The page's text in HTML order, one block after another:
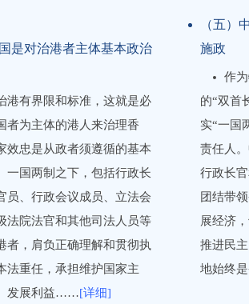
国是对治港者主体基本政治
港有界限和标准，这就是必
者为主体的港人来治理香
效忠是从政者须遵循的基本
一国两制之下，包括行政长
员、行政会议成员、立法会
法院法官和其他司法人员等
者，肩负正确理解和贯彻执
法重任，承担维护国家主
发展利益……[详细]
（五）
施政
作
的“双首
实“一国
责任人
行政长
团结带
展经济
推进民
地始终